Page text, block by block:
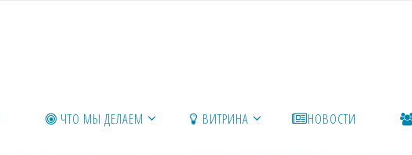
ЧТО МЫ ДЕЛАЕМ ВИТРИНА НОВОСТИ